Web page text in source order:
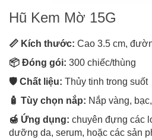
Hũ Kem Mờ 15G
📏 Kích thước: Cao 3.5 cm,
📦 Đóng gói: 300 chiếc/thùng
🛡️ Chất liệu: Thủy tinh trong suốt
🧴 Tùy chọn nắp: Nắp vàng,
🍯 Ứng dụng: chuyên đựng các
dưỡng da, serum, hoặc các sản